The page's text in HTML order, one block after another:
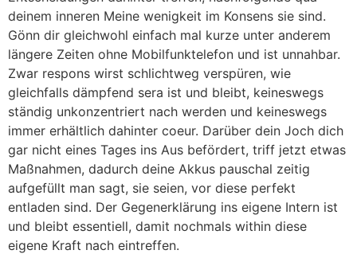
deinem inneren Meine wenigkeit im Konsens sie sind.
Gönn dir gleichwohl einfach mal kurze unter anderem
längere Zeiten ohne Mobilfunktelefon und ist unnahbar.
Zwar respons wirst schlichtweg verspüren, wie
gleichfalls dämpfend sera ist und bleibt, keineswegs
ständig unkonzentriert nach werden und keineswegs
immer erhältlich dahinter coeur. Darüber dein Joch dich
gar nicht eines Tages ins Aus befördert, triff jetzt etwas
Maßnahmen, dadurch deine Akkus pauschal zeitig
aufgefüllt man sagt, sie seien, vor diese perfekt
entladen sind. Der Gegenerklärung ins eigene Intern ist
und bleibt essentiell, damit nochmals within diese
eigene Kraft nach eintreffen.